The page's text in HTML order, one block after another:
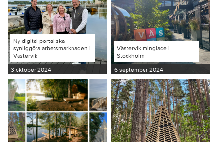
Ny digital portal ska
synliggöra arbetsmarknaden i
Västervik
3 oktober 2024
Västervik minglade i
Stockholm
6 september 2024